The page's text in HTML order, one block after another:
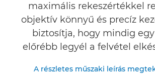
maximális rekeszértékkel
objektív könnyű és precíz
biztosítja, hogy mindig egy
előrébb legyél a felvétel
A részletes műszaki leírás